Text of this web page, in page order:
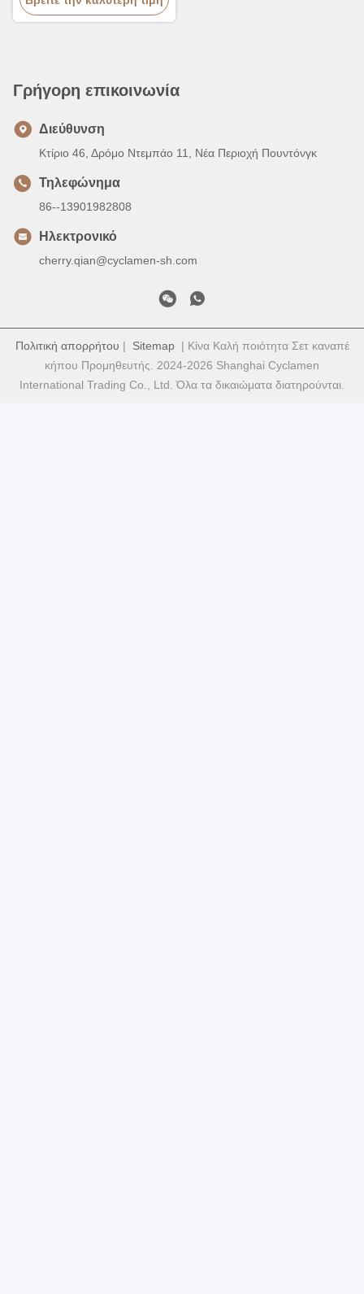
από αλουμίνιο
Γρήγορη επικοινωνία
Διεύθυνση
Κτίριο 46, Δρόμο Ντεμπάο 11, Νέα Περιοχή Πουντόνγκ
Τηλεφώνημα
86--13901982808
Ηλεκτρονικό
cherry.qian@cyclamen-sh.com
Πολιτική απορρήτου | Sitemap| Κίνα Καλή ποιότητα Σετ καναπέ
κήπου Προμηθευτής. 2024-2026 Shanghai Cyclamen
International Trading Co., Ltd. Όλα τα δικαιώματα διατηρούνται.